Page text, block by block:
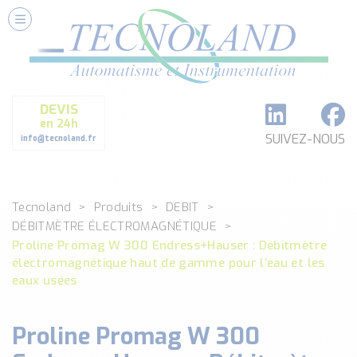
DEVIS
en 24h
info@tecnoland.fr SUIVEZ-NOUS
Nos Services
Conseils et Fourniture
Formation et Assistance
Architecture I-O Link multi fabricants
Classé par catégorie
DEBIT
DETECTION
ANALYSE PHYSICO-CHIMIQUE
Voir toutes les catégories …
Tecnoland Produits
DEBIT
DÉBITMÈTRE ÉLECTROMAGNÉTIQUE
Proline Promag W 300 Endress+Hauser : Débitmètre
électromagnétique haut de gamme pour l’eau et les
eaux usées
Proline Promag W 300